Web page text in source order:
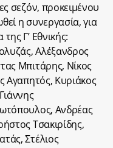
σεζόν, προκειμένου
η συνεργασία, για
Γ’ Εθνικής:
Αλέξανδρος
Μπιτάρης, Νίκος
Αγαπητός, Κυριάκος
Ανδρέας
Τσακιρίδης,
Στέλιος